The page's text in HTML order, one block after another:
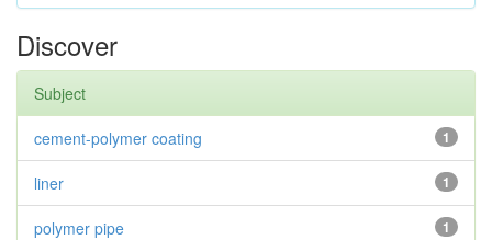
Discover
Subject
1
cement-polymer coating
1
liner
1
polymer pipe